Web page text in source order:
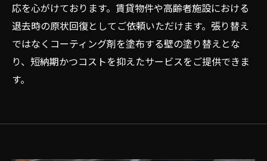
応を心がけております。賃貸物件や高齢者施設における
退去時の原状回復としてご依頼いただけます。張り替え
ではなくコーティング剤を塗布する壁の塗り替えとな
り、短納期かつコストを抑えたサービスをご提供できま
す。